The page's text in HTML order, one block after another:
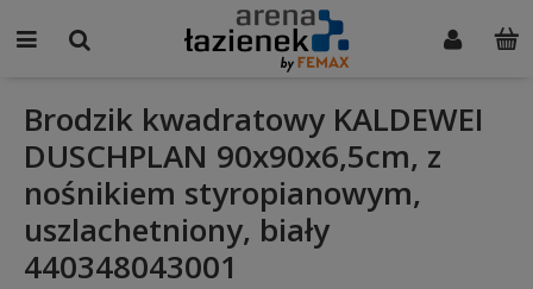
Brodzik kwadratowy KALDEWEI
DUSCHPLAN 90x90x6,5cm, z
nośnikiem styropianowym,
uszlachetniony, biały
440348043001